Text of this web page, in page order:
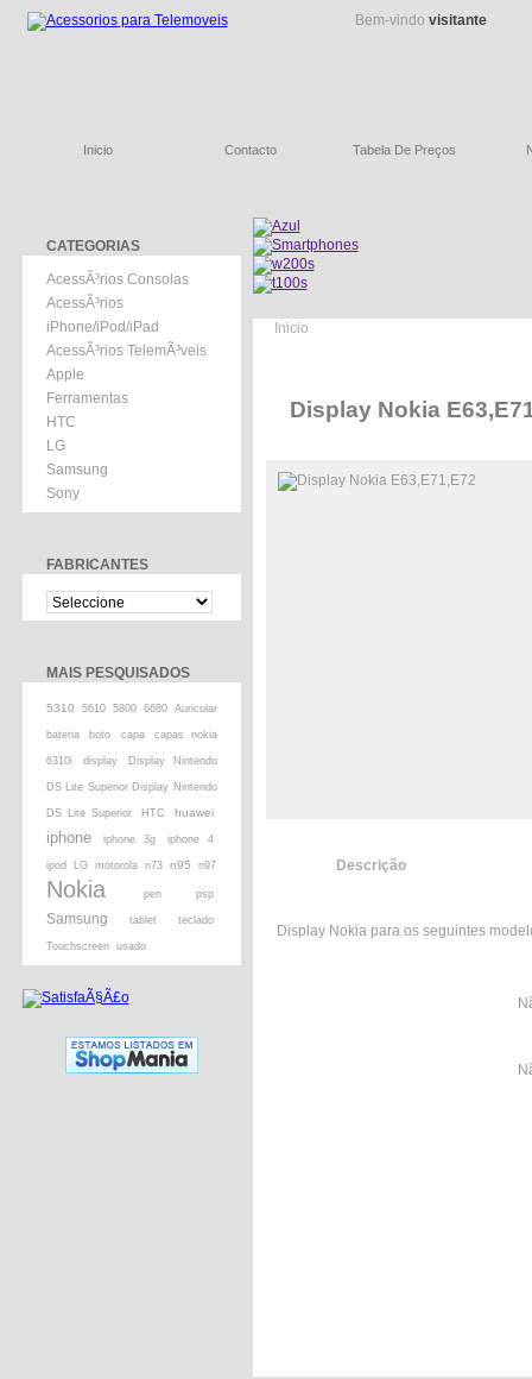
Bem-vindo visitante
Inicio Contacto Tabela De Preços
CATEGORIAS
AcessÃ³rios Consolas
AcessÃ³rios
iPhone/iPod/iPad
AcessÃ³rios TelemÃ³veis
Apple
Ferramentas
HTC
LG
Samsung
Sony
FABRICANTES
MAIS PESQUISADOS
5310 5610 5800 6680 Auricular
bateria boto capa capas nokia
6310i display Display Nintendo
DS Lite Superior Display Nintendo
DS Lite Superior HTC huawei
iphone iphone 3g iphone 4
ipod LG motorola n73 n95 n97
Nokia pen psp
Samsung tablet teclado
Touchscreen usado
Inicio
Display Nokia
Descrição
Display Nokia para os seguintes